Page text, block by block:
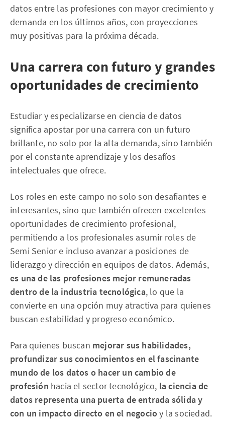
datos entre las profesiones con mayor crecimiento y
demanda en los últimos años, con proyecciones
muy positivas para la próxima década.
Una carrera con futuro y grandes
oportunidades de crecimiento
Estudiar y especializarse en ciencia de datos
significa apostar por una carrera con un futuro
brillante, no solo por la alta demanda, sino también
por el constante aprendizaje y los desafíos
intelectuales que ofrece.
Los roles en este campo no solo son desafiantes e
interesantes, sino que también ofrecen excelentes
oportunidades de crecimiento profesional,
permitiendo a los profesionales asumir roles de
Semi Senior e incluso avanzar a posiciones de
liderazgo y dirección en equipos de datos. Además,
es una de las profesiones mejor remuneradas
dentro de la industria tecnológica, lo que la
convierte en una opción muy atractiva para quienes
buscan estabilidad y progreso económico.
Para quienes buscan mejorar sus habilidades,
profundizar sus conocimientos en el fascinante
mundo de los datos o hacer un cambio de
profesión hacia el sector tecnológico, la ciencia de
datos representa una puerta de entrada sólida y
con un impacto directo en el negocio y la sociedad.